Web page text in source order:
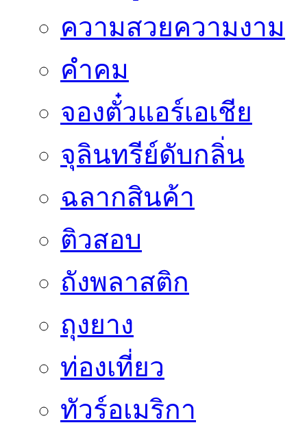
ความสวยความงาม
คำคม
จองตั๋วแอร์เอเชีย
จุลินทรีย์ดับกลิ่น
ฉลากสินค้า
ติวสอบ
ถังพลาสติก
ถุงยาง
ท่องเที่ยว
ทัวร์อเมริกา